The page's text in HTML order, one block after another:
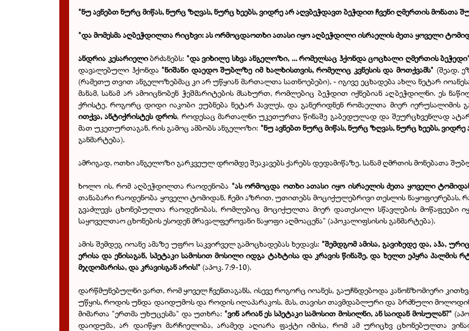
"ნუ ავნებთ ნურც მიწას, ნურც ზღვას, ნურც ხეებს, ვიდრე არ აღვბეჭდავთ ბეჭდით ჩვენი ღმერთის მონათა
"და მომესმა აღბეჭდილთა რიცხვი: ას ორმოცდაოთხი ათასი იყო აღბეჭდილი ისრაელის ძეთა ყოველი
ანდრია კესარიელიბრძანებს: "და ვიხილე სხვა ანგელოზი, ... რომელსაც ჰქონდა ცოცხალი ღმერთის ბეჭედი"
დავალებული ჰქონდა "ნიშანი დაედო შუბლზე იმ ხალხისთვის, რომელიც კვნესის და მოთქვამს" (შეად.
(რამეთუ თვით ანგელოზებმაც კი არ უწყიან მართალთა სათნოებები), - იგივე ეცხადება ახლა ნეტარ
მანამ, სანამ არ ამოიცნობენ ჭეშმარიტების მსახურთ, რომლებიც ბეჭდით იქნებიან აღბეჭდილნი. ეს
ქრისტე, როგორც დიდი იაკობი ეუბნება ნეტარ პავლეს, და განერიდნენ რომაელთა მიერ იერუსალიმის
ითქვა, ანტიქრისტეს დროს, როდესაც მართალნი უკეთურთა წინაშე გაბედულად და შეურცხვენლად
მათ უკეთურთაგან, რის გამოც ამბობს ანგელოზი: "ნუ ავნებთ ნურც მიწას, ნურც ზღვას, ნურც ხეებს,
განმარტება).
ამრიგად, ოთხი ანგელოზი გარკვეულ დრომდე შეაკავებს ქარებს დედამიწაზე, სანამ ღმრთის მონებათა
ხოლო ის, რომ აღბეჭდილთა რაოდენობა "ას ორმოცდა ოთხი ათასი იყო ისრაელის ძეთა ყოველი
თანაბარი რაოდენობა ყოველი ტომიდან, ჩემი აზრით, უთითებს მოციქულებრივი თესლის
გვაძლევს ცხონებულთა რაოდენობას, რომლებიც მოციქულთა მიერ დათესილი სწავლების მოწაფეები
საყოველთაო ცხონების ესოდენ მრავალფეროვანი ნაყოფი აღმოაცენა" (აპოკალიფსისის განმარტება).
ამის შემდეგ იოანე ამაზე უფრო საკვირველ გამოცხადებას ხედავს: "შემდგომ ამისა, გავიხედე და, აჰა,
ერისა და ენისაგან, სპეტაკი სამოსით მოსილი იდგა ტახტისა და კრავის წინაშე, და ხელთ ეპყრა
მჯდომარისა, და კრავისგან არის!" (აპოკ. 7:9-10).
დარწმუნებულნი ვართ, რომ ყოველ ჩვენთაგანს, ისევე როგორც იოანეს, გაუჩნდებოდა კანონზომიერი კითხვა
უწყის, როდის უნდა დაიდუმოს და როდის ილაპარაკოს. მას, თავისი თავმდაბლური და ბრძნული
მიმართა "ერთმა უხუცესმა" და უთხრა: "ვინ არიან ეს სპეტაკი სამოსით მოსილნი, ან საიდან მოსულან?"
დაიდუმა, არ დაიწყო მარჩიელობა, არამედ აღიარა ფაქტი იმისა, რომ ამ ურიცხვ ცხონებულთა